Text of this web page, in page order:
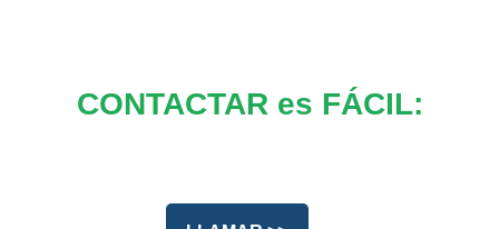
CONTACTAR es FÁCIL: